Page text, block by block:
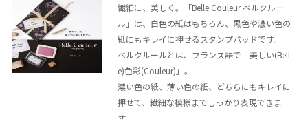
繊細に、美しく。「Belle Couleur ベルクルー
ル」は、白色の紙はもちろん、黒色や濃い色の
紙にもキレイに押せるスタンプパッドです。
ベルクルールとは、フランス語で「美しい(Bell
e)色彩(Couleur)」。
濃い色の紙、薄い色の紙、どちらにもキレイに
押せて、繊細な模様までしっかり表現できま